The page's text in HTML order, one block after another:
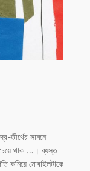
তীর্থের সামনে
থাক …। ব্যস্ত
কমিয়ে মোবাইলটাকে